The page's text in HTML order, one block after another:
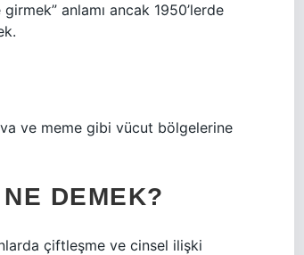
anlamı ancak 1950’lerde
ve meme gibi vücut bölgelerine
DEMEK?
çiftleşme ve cinsel ilişki